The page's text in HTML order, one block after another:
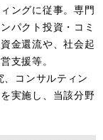
ングに従事。専門
パクト投資・コミ
金還流や、社会起
支援等。
コンサルティン
実施し、当該分野